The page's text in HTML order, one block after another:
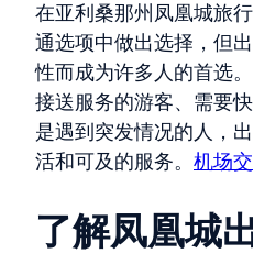
在亚利桑那州凤凰城旅
通选项中做出选择，但
性而成为许多人的首选
接送服务的游客、需要
是遇到突发情况的人，
活和可及的服务。 机场
了解凤凰城